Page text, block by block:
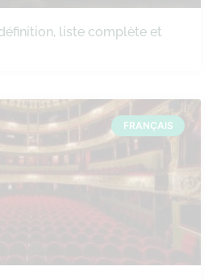
liste complète et
FRANÇAIS